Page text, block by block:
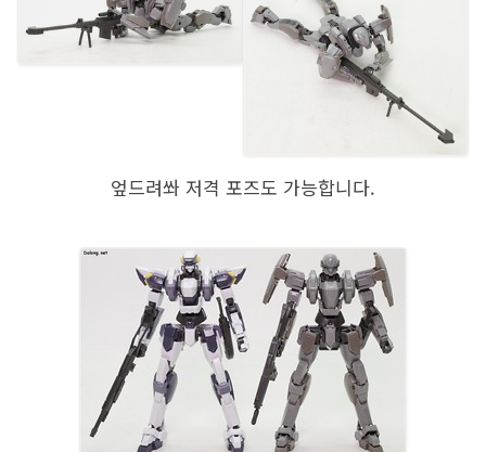
엎드려쏴 저격 포즈도 가능합니다.